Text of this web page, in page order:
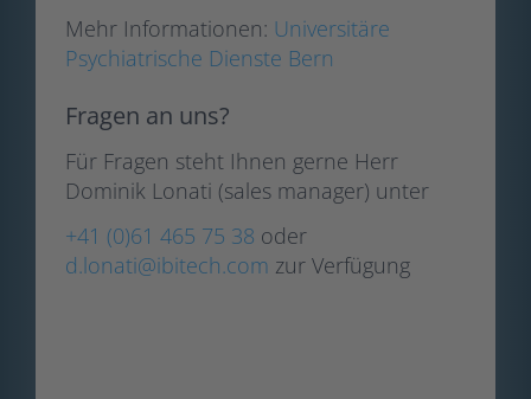
Mehr Informationen: Universitäre
Psychiatrische Dienste Bern
Fragen an uns?
Für Fragen steht Ihnen gerne Herr
Dominik Lonati (sales manager) unter
+41 (0)61 465 75 38 oder
d.lonati@ibitech.com zur Verfügung